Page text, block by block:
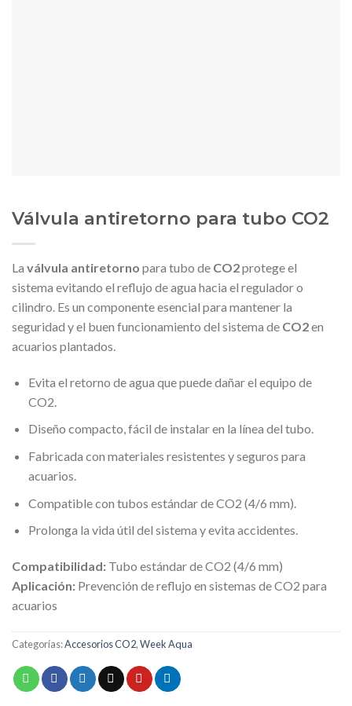
Válvula antiretorno para tubo CO2
La válvula antiretorno para tubo de CO2protege el
sistema evitando el reflujo de agua hacia el regulador o
cilindro. Es un componente esencial para mantener la
seguridad y el buen funcionamiento del sistema de CO2en
acuarios plantados.
Evita el retorno de agua que puede dañar el equipo de
CO2.
Diseño compacto, fácil de instalar en la línea del tubo.
Fabricada con materiales resistentes y seguros para
acuarios.
Compatible con tubos estándar de CO2 (4/6 mm).
Prolonga la vida útil del sistema y evita accidentes.
Compatibilidad: Tubo estándar de CO2 (4/6 mm)
Aplicación: Prevención de reflujo en sistemas de CO2 para
acuarios
Categorías:Accesorios CO2,Week Aqua